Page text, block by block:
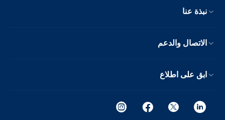
نبذة عنا
الاتصال والدعم
ابق على اطلاع